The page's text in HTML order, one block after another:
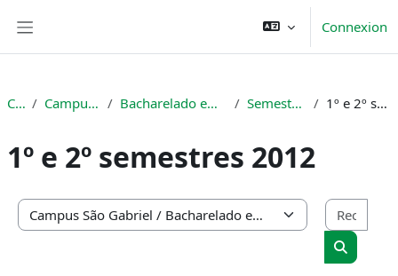
Connexion
Cours Campus São Gabriel Bacharelado em Engenharia Florestal Semestres Anteriores 1º e 2º semestres 2012
1º e 2º semestres 2012
Catégories de cours